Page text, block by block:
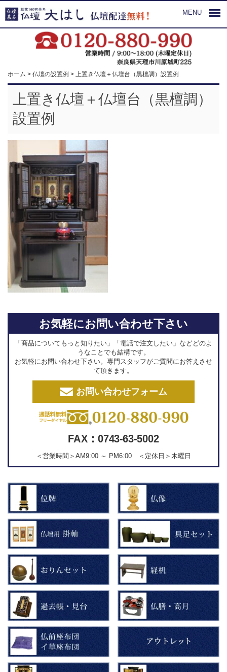
MENU
ホーム > 仏壇の設置例 > 上置き仏壇＋仏壇台（黒檀調）設置例
上置き仏壇＋仏壇台（黒檀調）
設置例
お気軽にお問い合わせ下さい
「商品についてもっと知りたい」「電話で注文したい」などどのよ
うなことでも結構です。
お気軽にお問い合わせ下さい。専門スタッフがご質問にお答えさせ
て頂きます。
お問い合わせフォーム
FAX：0743-63-5002
＜営業時間＞AM9:00 ～ PM6:00 ＜定休日＞木曜日